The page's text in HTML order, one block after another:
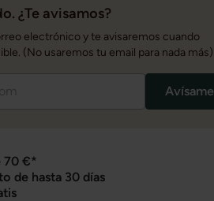
¿Te avisamos?
electrónico y te avisaremos cuando
(No usaremos tu email para nada más)
Avísame
70 €*
de hasta 30 días